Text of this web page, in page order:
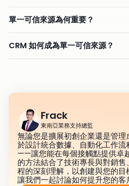
單一可信來源為何重要？
CRM 如何成為單一可信來源？
Frack
東南亞業務支持總監
無論您是擴展初創企業還是管
於設計統合數據、自動化工作
——讓您能在每個接觸點提供卓
的方法結合了技術專長與對銷
程的深刻理解，以創建與您的目
讓我們一起討論如何提升您的客